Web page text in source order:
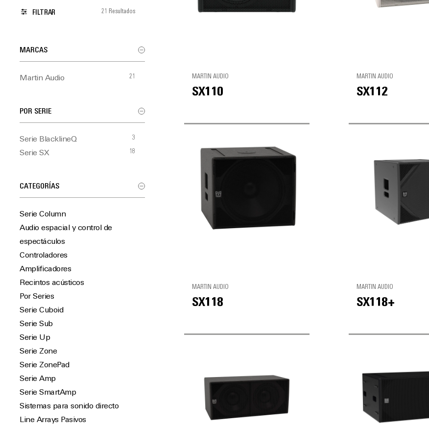
FILTRAR 21 Resultados
MARCAS
Martin Audio 21
POR SERIE
Serie BlacklineQ 3
Serie SX 18
CATEGORÍAS
Serie Column
Audio espacial y control de
espectáculos
Controladores
Amplificadores
Recintos acústicos
Por Series
Serie Cuboid
Serie Sub
Serie Up
Serie Zone
Serie ZonePad
Serie Amp
Serie SmartAmp
Sistemas para sonido directo
Line Arrays Pasivos
MARTIN AUDIO
SX110
MARTIN AUDIO
SX112
MARTIN AUDIO
SX118
MARTIN AUDIO
SX118+